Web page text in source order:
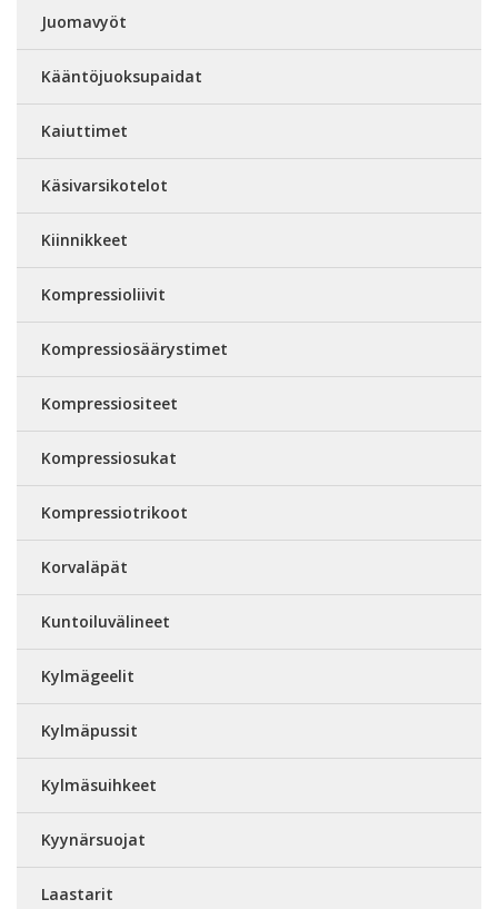
Juomavyöt
Kääntöjuoksupaidat
Kaiuttimet
Käsivarsikotelot
Kiinnikkeet
Kompressioliivit
Kompressiosäärystimet
Kompressiositeet
Kompressiosukat
Kompressiotrikoot
Korvaläpät
Kuntoiluvälineet
Kylmägeelit
Kylmäpussit
Kylmäsuihkeet
Kyynärsuojat
Laastarit